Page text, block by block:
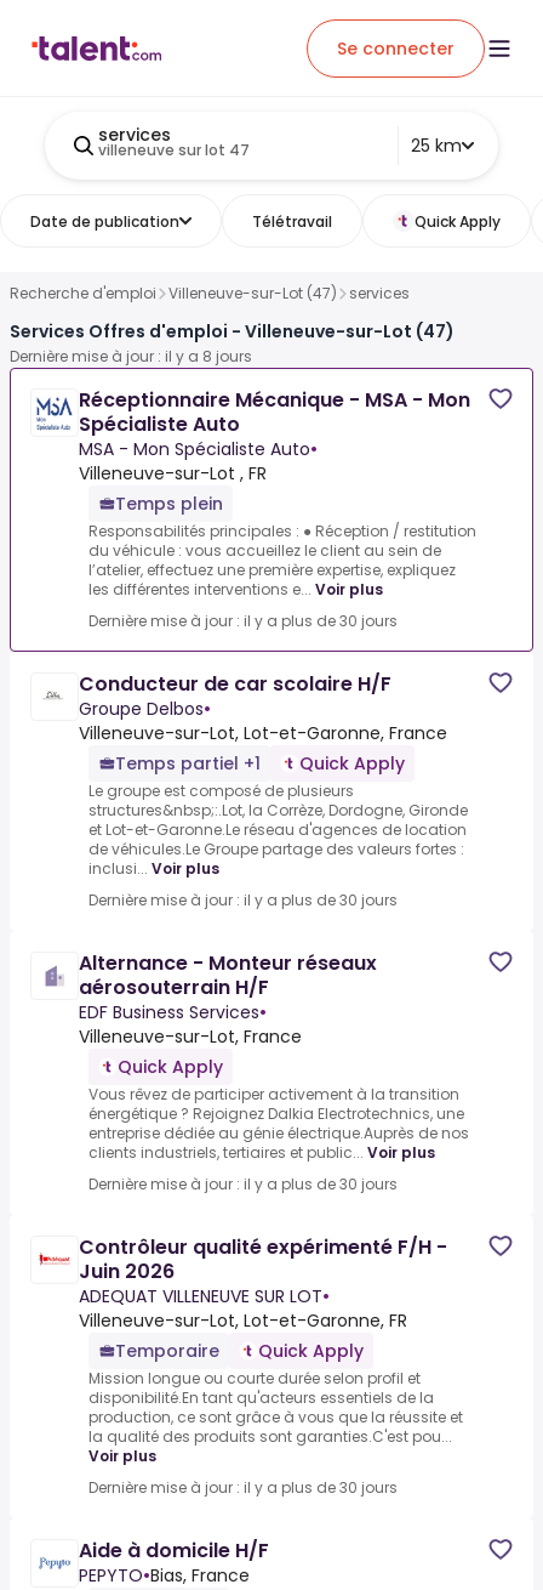
Se connecter
services
villeneuve sur lot 47 25 km
Date de publication Télétravail Quick Apply
Recherche d'emploi Villeneuve-sur-Lot (47) services
Services Offres d'emploi - Villeneuve-sur-Lot (47)
Dernière mise à jour : il y a 8 jours
Réceptionnaire Mécanique - MSA - Mon
Spécialiste Auto
MSA - Mon Spécialiste Auto•
Villeneuve-sur-Lot , FR
Temps plein
Responsabilités principales : ● Réception / restitution
du véhicule : vous accueillez le client au sein de
l’atelier, effectuez une première expertise, expliquez
les différentes interventions e... Voir plus
Dernière mise à jour : il y a plus de 30 jours
Conducteur de car scolaire H/F
Groupe Delbos•
Villeneuve-sur-Lot, Lot-et-Garonne, France
Temps partiel +1
Quick Apply
Le groupe est composé de plusieurs
structures&nbsp;:.Lot, la Corrèze, Dordogne, Gironde
et Lot-et-Garonne.Le réseau d'agences de location
de véhicules.Le Groupe partage des valeurs fortes :
inclusi... Voir plus
Dernière mise à jour : il y a plus de 30 jours
Alternance - Monteur réseaux
aérosouterrain H/F
EDF Business Services•
Villeneuve-sur-Lot, France
Quick Apply
Vous rêvez de participer activement à la transition
énergétique ? Rejoignez Dalkia Electrotechnics, une
entreprise dédiée au génie électrique.Auprès de nos
clients industriels, tertiaires et public... Voir plus
Dernière mise à jour : il y a plus de 30 jours
Contrôleur qualité expérimenté F/H -
Juin 2026
ADEQUAT VILLENEUVE SUR LOT•
Villeneuve-sur-Lot, Lot-et-Garonne, FR
Temporaire
Quick Apply
Mission longue ou courte durée selon profil et
disponibilité.En tant qu'acteurs essentiels de la
production, ce sont grâce à vous que la réussite et
la qualité des produits sont garanties.C'est pou...
Voir plus
Dernière mise à jour : il y a plus de 30 jours
Aide à domicile H/F
PEPYTO•Bias, France